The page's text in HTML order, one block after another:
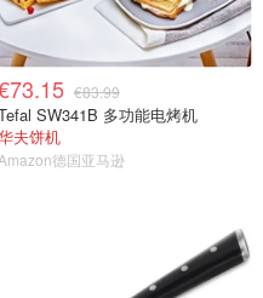
€83.99
SW341B 多功能电烤机
夫饼机
Amazon德国亚马逊